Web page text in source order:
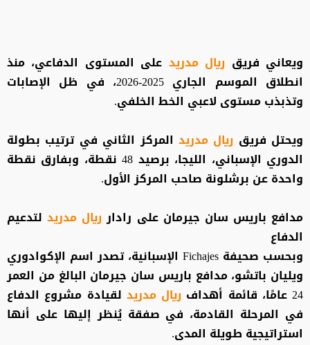
ويعاني فريق ريال مدريد على المستوى الدفاعي، منذ
انطلاق الموسم الجاري 2025-2026، في ظل الإصابات
وتذبذب مستوى لاعبي الخط الخلفي.
ويحتل فريق ريال مدريد المركز الثاني في ترتيب بطولة
الدوري الإسباني، الليجا، برصيد 48 نقطة، وبفارق نقطة
واحدة عن برشلونة صاحب المركز الأول.
مدافع باريس سان جيرمان على رادارريال مدريد لتدعيم
الدفاع
وبحسب صحيفة Fichajes الإسبانية، تصدر اسم الإكوادوري
ويليان باتشو، مدافع باريس سان جيرمان البالغ من العمر
24 عامًا، قائمة أهداف
ريال مدريد لقيادة مشروع الدفاع
في المرحلة القادمة، في صفقة يُنظر إليها على أنها
استراتيجية طويلة المدى.